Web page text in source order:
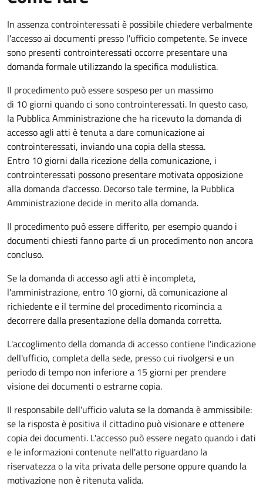
In assenza controinteressati è possibile chiedere verbalmente
l'accesso ai documenti presso l'ufficio competente. Se invece
sono presenti controinteressati occorre presentare una
domanda formale utilizzando la specifica modulistica.
Il procedimento può essere sospeso per un massimo
di 10 giorni quando ci sono controinteressati. In questo caso,
la Pubblica Amministrazione che ha ricevuto la domanda di
accesso agli atti è tenuta a dare comunicazione ai
controinteressati, inviando una copia della stessa.
Entro 10 giorni dalla ricezione della comunicazione, i
controinteressati possono presentare motivata opposizione
alla domanda d'accesso. Decorso tale termine, la Pubblica
Amministrazione decide in merito alla domanda.
Il procedimento può essere differito, per esempio quando i
documenti chiesti fanno parte di un procedimento non ancora
concluso.
Se la domanda di accesso agli atti è incompleta,
l'amministrazione, entro 10 giorni, dà comunicazione al
richiedente e il termine del procedimento ricomincia a
decorrere dalla presentazione della domanda corretta.
L'accoglimento della domanda di accesso contiene l'indicazione
dell'ufficio, completa della sede, presso cui rivolgersi e un
periodo di tempo non inferiore a 15 giorni per prendere
visione dei documenti o estrarne copia.
Il responsabile dell'ufficio valuta se la domanda è ammissibile:
se la risposta è positiva il cittadino può visionare e ottenere
copia dei documenti. L'accesso può essere negato quando i dati
e le informazioni contenute nell'atto riguardano la
riservatezza o la vita privata delle persone oppure quando la
motivazione non è ritenuta valida.